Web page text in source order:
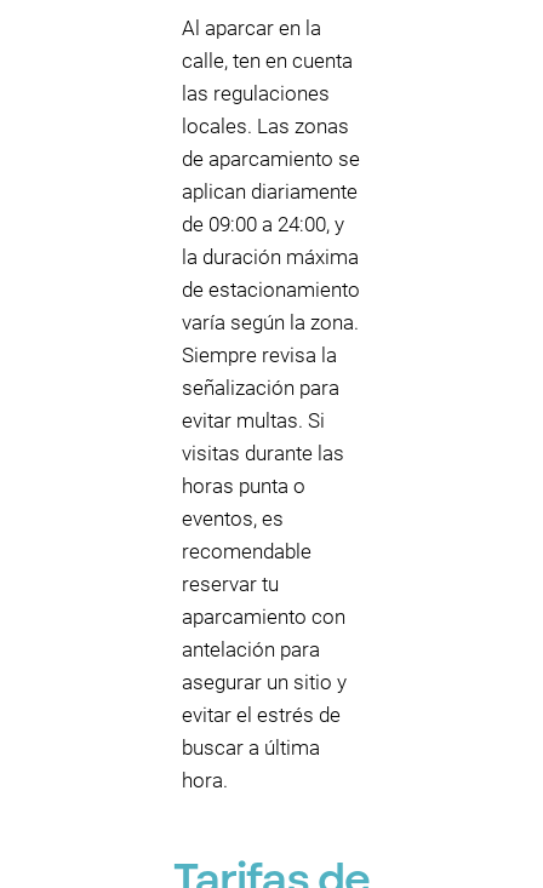
Al aparcar en la
calle, ten en cuenta
las regulaciones
locales. Las zonas
de aparcamiento se
aplican diariamente
de 09:00 a 24:00, y
la duración máxima
de estacionamiento
varía según la zona.
Siempre revisa la
señalización para
evitar multas. Si
visitas durante las
horas punta o
eventos, es
recomendable
reservar tu
aparcamiento con
antelación para
asegurar un sitio y
evitar el estrés de
buscar a última
hora.